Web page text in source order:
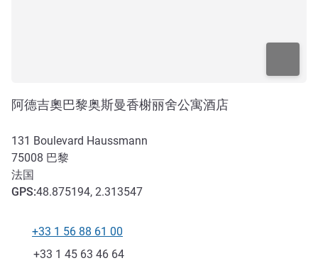
阿德吉奧巴黎奥斯曼香榭丽舍公寓酒店
131 Boulevard Haussmann
75008 巴黎
法国
GPS:48.875194, 2.313547
电话
+33 1 56 88 61 00
传真
+33 1 45 63 46 64